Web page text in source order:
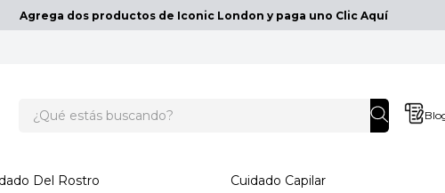
Agrega dos productos de Iconic London y paga uno Clic Aquí
Del Rostro Cuidado Capilar